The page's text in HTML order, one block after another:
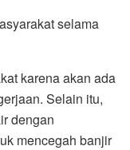
selama
karena akan ada
Selain itu,
dengan
mencegah banjir